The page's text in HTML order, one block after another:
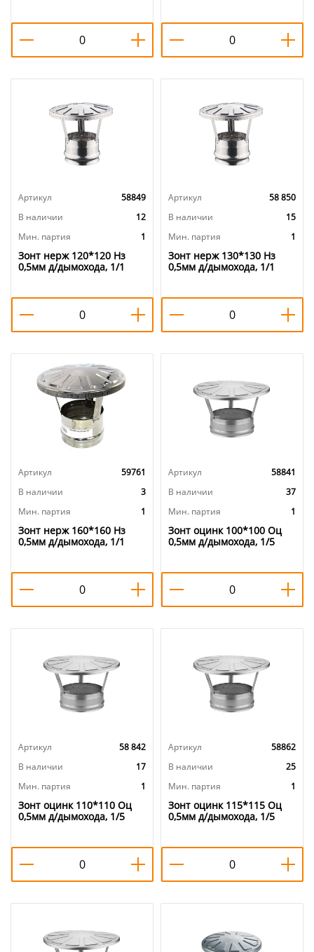
Артикул
58849
В наличии
12
Мин. партия
1
Зонт нерж 120*120 Нз
0,5мм д/дымохода, 1/1
Артикул
58 850
В наличии
15
Мин. партия
1
Зонт нерж 130*130 Нз
0,5мм д/дымохода, 1/1
Артикул
59761
В наличии
3
Мин. партия
1
Зонт нерж 160*160 Нз
0,5мм д/дымохода, 1/1
Артикул
58841
В наличии
37
Мин. партия
1
Зонт оцинк 100*100 Оц
0,5мм д/дымохода, 1/5
Артикул
58 842
В наличии
17
Мин. партия
1
Зонт оцинк 110*110 Оц
0,5мм д/дымохода, 1/5
Артикул
58862
В наличии
25
Мин. партия
1
Зонт оцинк 115*115 Оц
0,5мм д/дымохода, 1/5